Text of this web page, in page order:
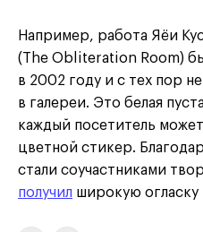
Например, работа Яёи
(The Obliteration Room)
в 2002 году и с тех пор
в галереи. Это белая
каждый посетитель
цветной стикер.
стали соучастниками
получил широкую огласку